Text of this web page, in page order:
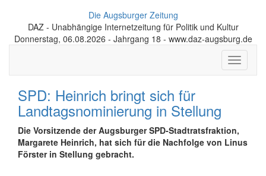
Die Augsburger Zeitung
DAZ - Unabhängige Internetzeitung für Politik und Kultur
Donnerstag, 06.08.2026 - Jahrgang 18 - www.daz-augsburg.de
Toggle
SPD: Heinrich bringt sich für
Landtagsnominierung in Stellung
Die Vorsitzende der Augsburger SPD-Stadtratsfraktion,
Margarete Heinrich, hat sich für die Nachfolge von Linus
Förster in Stellung gebracht.